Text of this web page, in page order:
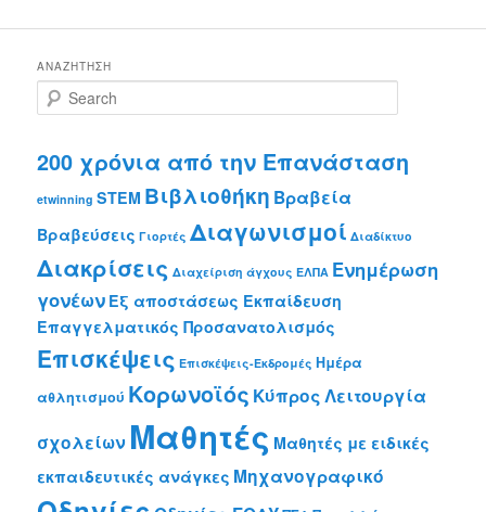
ΑΝΑΖΉΤΗΣΗ
e
r
c
h
200 χρόνια από την Επανάσταση
etwinning STEM Βιβλιοθήκη Βραβεία
Βραβεύσεις Γιορτές Διαγωνισμοί Διαδίκτυο
Διακρίσεις Διαχείριση άγχους ΕΛΠΑ Ενημέρωση
γονέων Εξ αποστάσεως Εκπαίδευση
Επαγγελματικός Προσανατολισμός
Επισκέψεις Επισκέψεις-Εκδρομές Ημέρα
αθλητισμού Κορωνοϊός ΚύπροςΛειτουργία
σχολείων Μαθητές Μαθητές με ειδικές
εκπαιδευτικές ανάγκες Μηχανογραφικό